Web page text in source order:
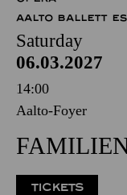
AALTO BALLETT
Saturday
06.03.2027
14:00
Aalto-Foyer
TICKETS